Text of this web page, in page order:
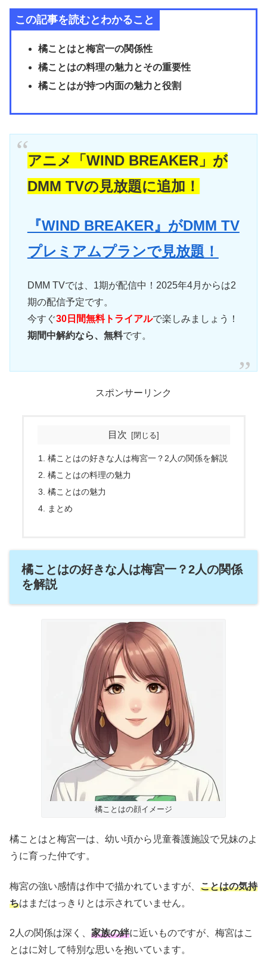
この記事を読むとわかること
橘ことはと梅宮一の関係性
橘ことはの料理の魅力とその重要性
橘ことはが持つ内面の魅力と役割
アニメ「WIND BREAKER」が
DMM TVの見放題に追加！
『WIND BREAKER』がDMM TV
プレミアムプランで見放題！
DMM TVでは、1期が配信中！2025年4月からは2
期の配信予定です。
今すぐ30日間無料トライアルで楽しみましょう！
期間中解約なら、無料です。
スポンサーリンク
目次
橘ことはの好きな人は梅宮一？2人の関係を解説
橘ことはの料理の魅力
橘ことはの魅力
まとめ
橘ことはの好きな人は梅宮一？2人の関係
を解説
橘ことはの顔イメージ
橘ことはと梅宮一は、幼い頃から児童養護施設で兄妹のよ
うに育った仲です。
梅宮の強い感情は作中で描かれていますが、 ことはの気持
ちはまだはっきりとは示されていません。
2人の関係は深く、 家族の絆に近いものですが、梅宮はこ
とはに対して特別な思いを抱いています。